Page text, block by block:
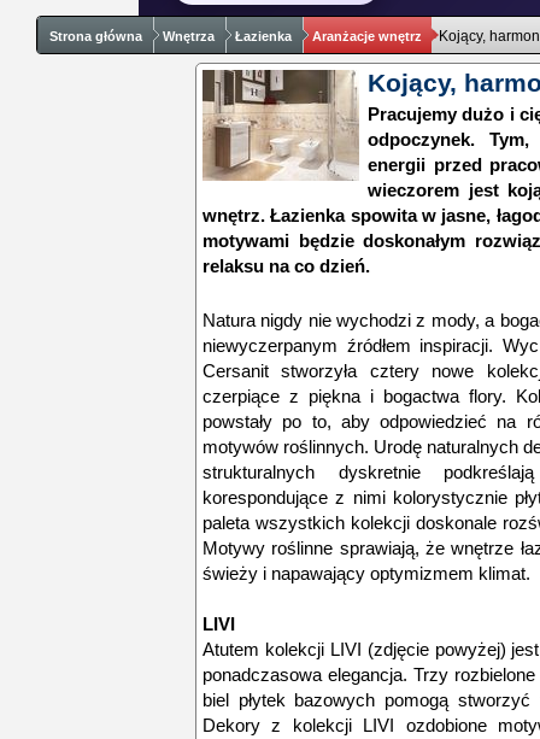
Strona główna Wnętrza Łazienka Aranżacje wnętrz Kojący,
Kojący,
Pracujemy dużo i
odpoczynek.
energii przed
wieczorem jest
wnętrz. Łazienka spowita w jasne,
motywami będzie doskonałym
relaksu na co dzień.
Natura nigdy nie wychodzi z mody, a
niewyczerpanym źródłem inspiracji.
Cersanit stworzyła cztery nowe
czerpiące z piękna i bogactwa flory.
powstały po to, aby odpowiedzieć na
motywów roślinnych. Urodę naturalnych
strukturalnych dyskretnie
korespondujące z nimi kolorystycznie
paleta wszystkich kolekcji doskonale
Motywy roślinne sprawiają, że wnętrze
świeży i napawający optymizmem klimat.
LIVI
Atutem kolekcji LIVI (zdjęcie powyżej)
ponadczasowa elegancja. Trzy
biel płytek bazowych pomogą stworzyć
Dekory z kolekcji LIVI ozdobione